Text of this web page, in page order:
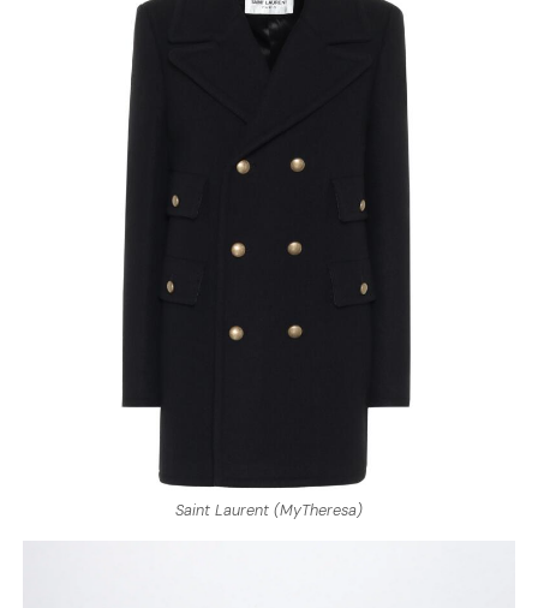
Saint Laurent (MyTheresa)